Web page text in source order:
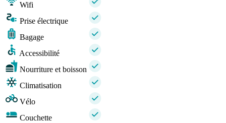
Wifi
Prise électrique
Bagage
Accessibilité
Nourriture et boisson
Climatisation
Vélo
Couchette